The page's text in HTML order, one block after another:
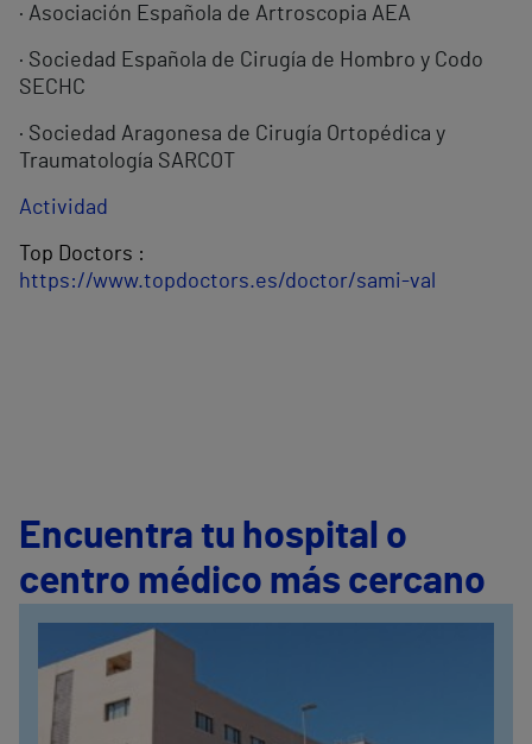
· Asociación Española de Artroscopia AEA
· Sociedad Española de Cirugía de Hombro y Codo
SECHC
· Sociedad Aragonesa de Cirugía Ortopédica y
Traumatología SARCOT
Actividad
Top Doctors :
https://www.topdoctors.es/doctor/sami-val
Encuentra tu hospital o
centro médico más cercano